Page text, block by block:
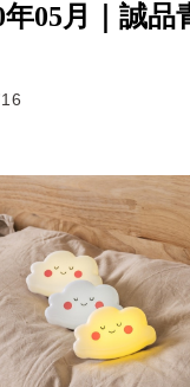
05月｜誠品